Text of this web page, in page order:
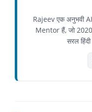
Rajeev एक अनुभवी
Mentor हैं, जो
सरल